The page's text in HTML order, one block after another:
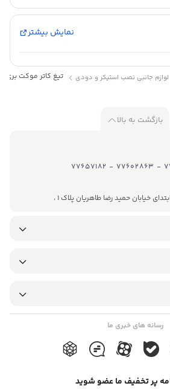
نمایش بیشتر
لوازم جانبی نصب استیکر و دودی تیغ کاتر موکت بری
بازگشت به بالا
خیابان حمید رضا طاهریان پلاک 1 ،
رسانه های خبری ما
پر تخفیف ما عضو شوید